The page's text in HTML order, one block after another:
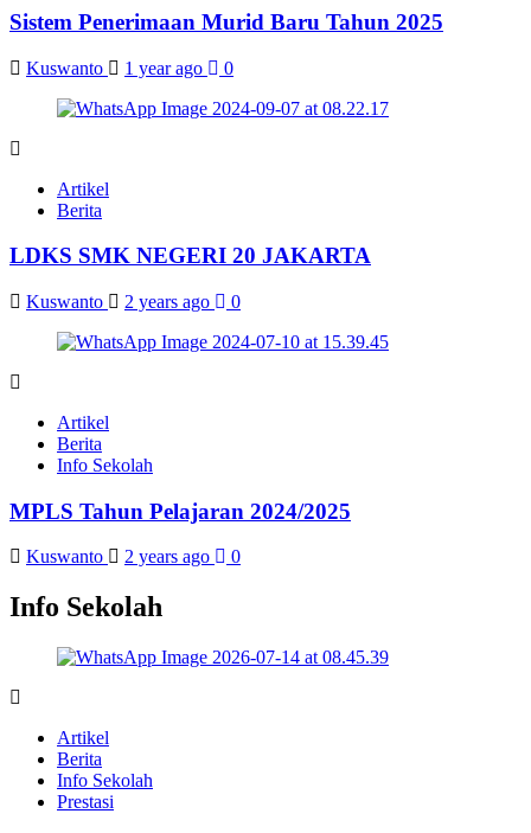
Sistem Penerimaan Murid Baru Tahun 2025
Kuswanto 1 year ago 0
Artikel
Berita
LDKS SMK NEGERI 20 JAKARTA
Kuswanto 2 years ago 0
Artikel
Berita
Info Sekolah
MPLS Tahun Pelajaran 2024/2025
Kuswanto 2 years ago 0
Info Sekolah
Artikel
Berita
Info Sekolah
Prestasi